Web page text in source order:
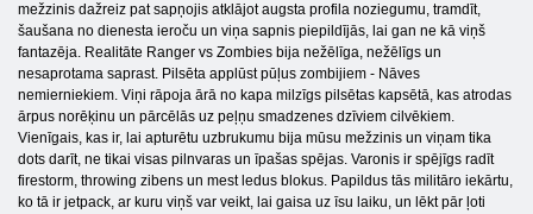
mežzinis dažreiz pat sapņojis atklājot augsta profila noziegumu, tramdīt,
šaušana no dienesta ieroču un viņa sapnis piepildījās, lai gan ne kā viņš
fantazēja. Realitāte Ranger vs Zombies bija nežēlīga, nežēlīgs un
nesaprotama saprast. Pilsēta applūst pūļus zombijiem - Nāves
nemierniekiem. Viņi rāpoja ārā no kapa milzīgs pilsētas kapsētā, kas atrodas
ārpus norēķinu un pārcēlās uz peļņu smadzenes dzīviem cilvēkiem.
Vienīgais, kas ir, lai apturētu uzbrukumu bija mūsu mežzinis un viņam tika
dots darīt, ne tikai visas pilnvaras un īpašas spējas. Varonis ir spējīgs radīt
firestorm, throwing zibens un mest ledus blokus. Papildus tās militāro iekārtu,
ko tā ir jetpack, ar kuru viņš var veikt, lai gaisa uz īsu laiku, un lēkt pār ļoti